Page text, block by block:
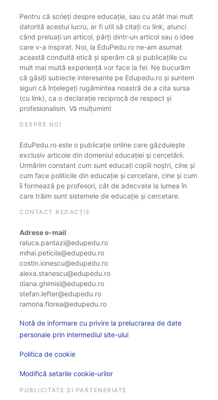
Pentru că scrieți despre educație, sau cu atât mai mult
datorită acestui lucru, ar fi util să citați cu link, atunci
când preluați un articol, părți dintr-un articol sau o idee
care v-a inspirat. Noi, la EduPedu.ro ne-am asumat
această conduită etică și sperăm că și publicațiile cu
mult mai multă experiență vor face la fel. Ne bucurăm
că găsiți subiecte interesante pe Edupedu.ro și suntem
siguri că înțelegeți rugămintea noastră de a cita sursa
(cu link), ca o declarație reciprocă de respect și
profesionalism. Vă mulțumim!
DESPRE NOI
EduPedu.ro este o publicație online care găzduiește
exclusiv articole din domeniul educației și cercetării.
Urmărim constant cum sunt educați copiii noștri, cine și
cum face politicile din educație și cercetare, cine și cum
îi formează pe profesori, cât de adecvate la lumea în
care trăim sunt sistemele de educație și cercetare.
CONTACT REDACȚIE
Adrese e-mail
raluca.pantazi@edupedu.ro
mihai.peticila@edupedu.ro
costin.ionescu@edupedu.ro
alexa.stanescu@edupedu.ro
diana.ghimisi@edupedu.ro
stefan.lefter@edupedu.ro
ramona.florea@edupedu.ro
Notă de informare cu privire la prelucrarea de date
personale prin intermediul site-ului
Politica de cookie
Modifică setarile cookie-urilor
PUBLICITATE ȘI PARTENERIATE